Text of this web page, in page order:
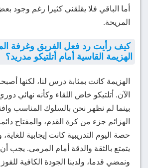
أما الباقي فلا يقلقني كثيرا رغم وجود
المريحة.
كيف رأيت رد فعل الفريق وغرفة
الهزيمة القاسية أمام أتلتيكو مدريد؟
الهزيمة كانت بمثابة درس لنا، لكنها
الآن. أتلتيكو خاض اللقاء وكأنه نهائي
بينما لم نظهر نحن بالسلوك المناسب
الهزائم جزء من كرة القدم، والمفتاح
حصة اليوم التدريبية كانت إيجابية
يتمتع بالثقة والدقة أمام المرمى. يجب
ونمضي قدما، ولدينا الجودة الكافية